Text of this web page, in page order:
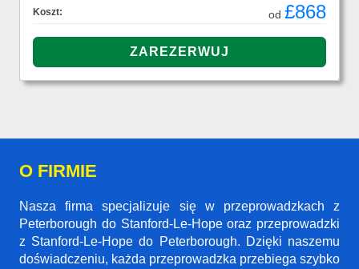
Koszt: od £868
O FIRMIE
Nasza firma specjalizuje się w przeprowadzkach z
Peterborough do Stanford-Le-Hope oraz przeprowadzki
z Stanford-Le-Hope do Peterborough. Dzięki naszemu
doświadczeniu, każda przeprowadzka przebiega szybko